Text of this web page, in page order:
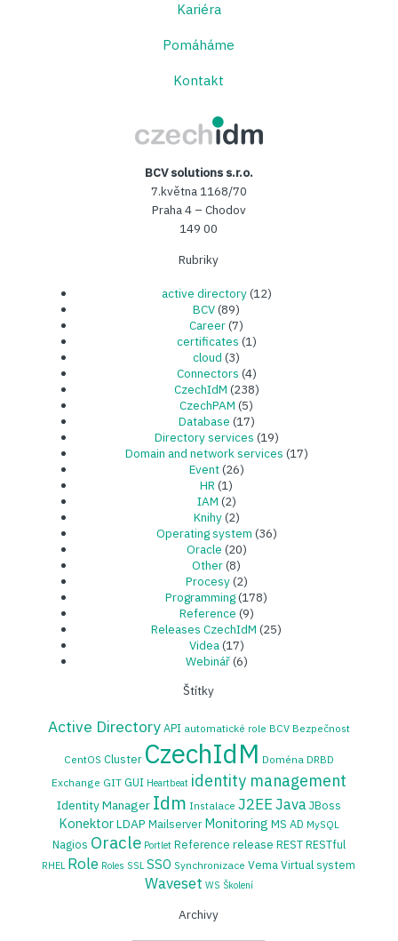
Kariéra
Pomáháme
Kontakt
BCV solutions s.r.o.
7.května 1168/70
Praha 4 – Chodov
149 00
Rubriky
active directory(12)
BCV(89)
Career(7)
certificates (1)
cloud (3)
Connectors (4)
CzechIdM (238)
CzechPAM (5)
Database (17)
Directory services (19)
Domain and network services (17)
Event(26)
HR (1)
IAM (2)
Knihy(2)
Operating system (36)
Oracle (20)
Other(8)
Procesy(2)
Programming(178)
Reference (9)
Releases CzechIdM (25)
Videa(17)
Webinář(6)
Štítky
Active DirectoryAPI automatické role BCV Bezpečnost
CentOS Cluster CzechIdM Doména DRBD
Exchange GIT GUI Heartbeat identity management
Identity Manager Idm Instalace J2EEJavaJBoss
KonektorLDAP Mailserver Monitoring MS AD MySQL
Nagios Oracle Portlet Reference release RESTRESTful
RHEL Role Roles SSL SSO Synchronizace Vema Virtual system
Waveset WS Školení
Archivy